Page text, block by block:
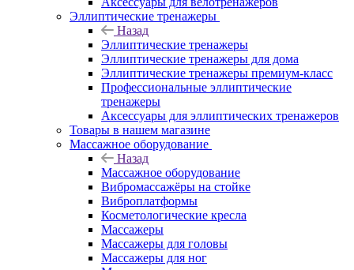
Эллиптические тренажеры
Назад
Эллиптические тренажеры
Эллиптические тренажеры для дома
Эллиптические тренажеры премиум-класс
Профессиональные эллиптические
тренажеры
Аксессуары для эллиптических тренажеров
Товары в нашем магазине
Массажное оборудование
Назад
Массажное оборудование
Вибромассажёры на стойке
Виброплатформы
Косметологические кресла
Массажеры
Массажеры для головы
Массажеры для ног